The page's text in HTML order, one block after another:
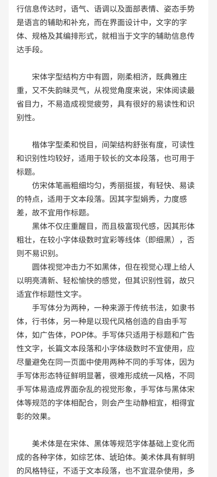
行信息传达时，语气、语调以及面部表情、姿态手势
是语言的辅助和补充，而在界面设计中，文字的字
体、规格及其编排形式，就相当于文字的辅助信息传
达手段。
宋体字型结构方中有圆，刚柔相济，既典雅庄
重，又不失韵昧灵气，从视觉角度来说，宋体阅读最
省目力，不易造成视觉疲劳，具有很好的易读性和识
别性。
楷体字型柔和悦目，间架结构舒张有度，可读性
和识别性均较好，适用于较长的文本段落，也可用于
标题。
仿宋体笔画粗细均匀，秀丽挺拔，有轻快、易读
的特点，适用于文本段落。因其字型娟秀，力度感
差，故不宜用作标题。
黑体不仅庄重醒目，而且极富现代感，因其形体
粗壮，在较小字体级数时宜彩等线体（即细黑），否
则不易识别。
圆体视觉冲击力不如黑体，但在视觉心理上给人
以明亮清新、轻松愉快的感觉，但其识别性弱，故只
适宜作标题性文字。
手写体分为两种，一种来源于传统书法，如隶书
体，行书体，另一种是以现代风格创造的自由手写
体，如广告体，POP体。手写体只适用于标题和广告
性文字，长篇文本段落和小字体级数时不宜使用，应
尽量避免在同一页面中使用两种不同的手写体，因为
手写体形态特征鲜明显著，很难形成统一风格，不同
手写体易造成界面杂乱的视觉形象，手写体与黑体宋
体等规范的字体相配合，则会产生动静相宜，相得宜
彰的效果。
美术体是在宋体、黑体等规范字体基础上变化而
成的各种字体，如综艺体、琥珀体。美术体具有鲜明
的风格特征，不适于文本段落，也不宜混杂使用，多